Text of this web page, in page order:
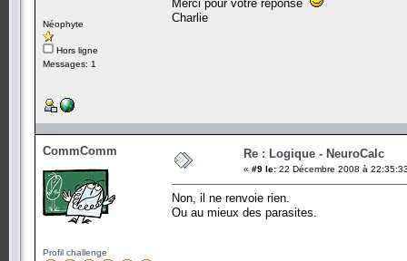
Néophyte
Hors ligne
Messages: 1
Merci pour votre réponse
Charlie
CommComm
Profil challenge
Re : Logique - NeuroCalc
« #9 le: 22 Décembre 2008 à
Non, il ne renvoie rien.
Ou au mieux des parasites.